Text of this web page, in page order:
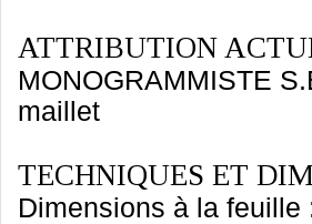
ATTRIBUTION
MONOGRAMMISTE
maillet
TECHNIQUES ET
Dimensions à la